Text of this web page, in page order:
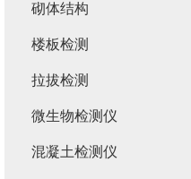
砌体结构
楼板检测
拉拔检测
微生物检测仪
混凝土检测仪